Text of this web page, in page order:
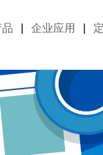
品 企业应用